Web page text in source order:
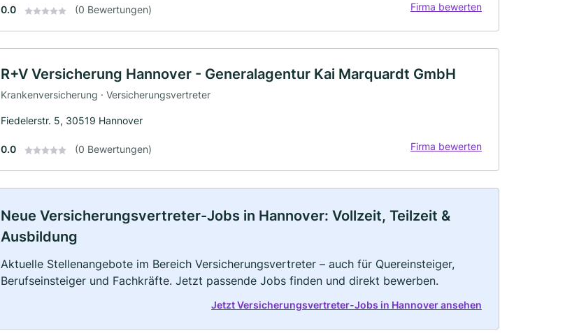
0.0 (0 Bewertungen) Firma bewerten
R+V Versicherung Hannover - Generalagentur Kai Marquardt GmbH
Krankenversicherung · Versicherungsvertreter
Fiedelerstr. 5, 30519 Hannover
0.0 (0 Bewertungen) Firma bewerten
Neue Versicherungsvertreter-Jobs in Hannover: Vollzeit, Teilzeit &
Ausbildung
Aktuelle Stellenangebote im Bereich Versicherungsvertreter – auch für Quereinsteiger,
Berufseinsteiger und Fachkräfte. Jetzt passende Jobs finden und direkt bewerben.
Jetzt Versicherungsvertreter-Jobs in Hannover ansehen